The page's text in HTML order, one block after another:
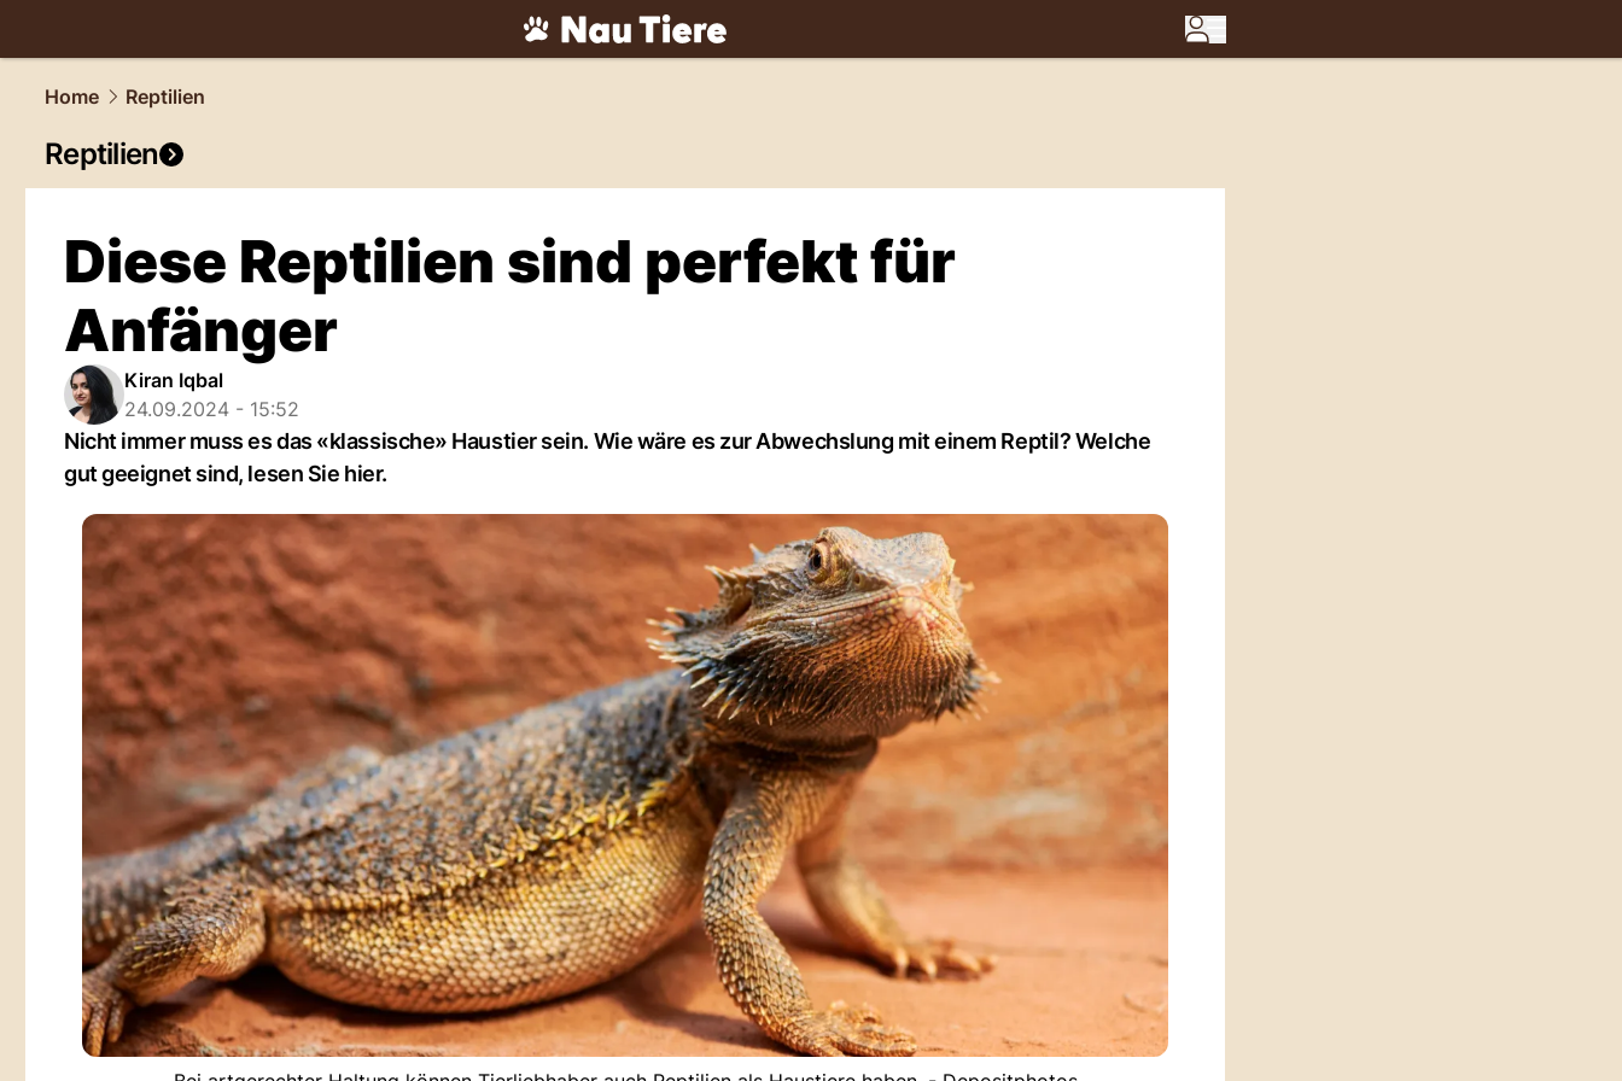
tiere.NAU.ch
Home
Reptilien
Reptilien
Diese Reptilien sind perfekt für
Anfänger
Kiran Iqbal
24.09.2024 - 15:52
Nicht immer muss es das «klassische» Haustier sein. Wie wäre es zur Abwechslung mit einem Reptil? Welche
gut geeignet sind, lesen Sie hier.